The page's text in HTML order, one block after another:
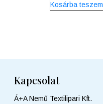
Kosárba teszem
Kapcsolat
Á+A Nemű Textilipari Kft.